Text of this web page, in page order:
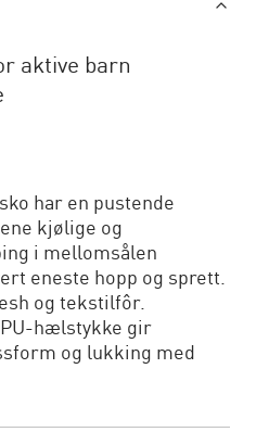
aktive barn
har en pustende
kjølige og
i mellomsålen
eneste hopp og sprett.
og tekstilfôr.
hælstykke gir
og lukking med